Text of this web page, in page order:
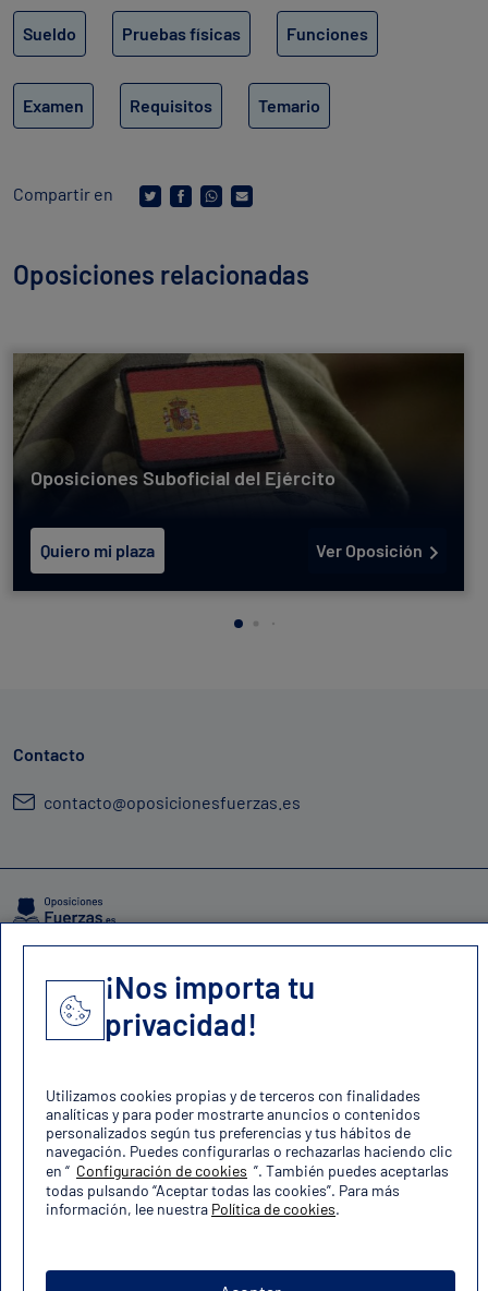
Sueldo Pruebas físicas Funciones
Examen Requisitos Temario
Compartir en
Oposiciones relacionadas
Oposiciones Suboficial del Ejército
Quiero mi plaza Ver Oposición
Contacto
contacto@oposicionesfuerzas.es
Copyright 2024 Darwin Media SL
¡Nos importa tu
privacidad!
Utilizamos cookies propias y de terceros con finalidades
analíticas y para poder mostrarte anuncios o contenidos
personalizados según tus preferencias y tus hábitos de
navegación. Puedes configurarlas o rechazarlas haciendo clic
en “ Configuración de cookies ”. También puedes aceptarlas
todas pulsando “Aceptar todas las cookies”. Para más
información, lee nuestra Política de cookies.